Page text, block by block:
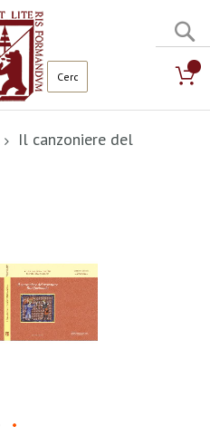
Il canzoniere del